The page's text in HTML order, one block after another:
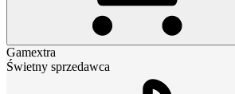
Gamextra
Świetny sprzedawca